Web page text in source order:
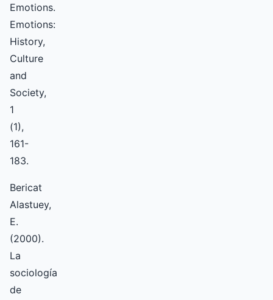
Emotions.
Emotions:
History,
Culture
and
Society,
1
(1),
161-
183.
Bericat
Alastuey,
E.
(2000).
La
sociología
de